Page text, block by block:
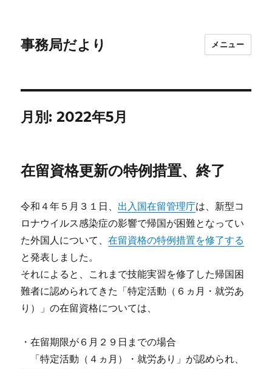
事務局だより メニュー
月別: 2022年5月
在留資格更新の特例措置、終了
令和４年５月３１日、 出入国在留管理庁は、新型コ
ロナウイルス感染症の影響で帰国が困難となってい
た外国人について、在留資格の特例措置を修了する
と発表しました。
それによると、これまで技能実習を修了した帰国困
難者に認められてきた「特定活動（６ヵ月・就労あ
り）」の在留資格については、
・在留期限が６月２９日までの場合
「特定活動（４ヵ月）・就労あり」が認められ、